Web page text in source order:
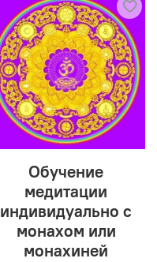
Обучение
медитации
индивидуально с
монахом или
монахиней